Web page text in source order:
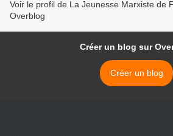
Voir le profil de La Jeunesse Marxiste de
Overblog
Créer un blog sur
Créer un blog